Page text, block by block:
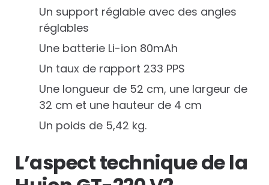
Un support réglable avec des angles
réglables
Une batterie Li-ion 80mAh
Un taux de rapport 233 PPS
Une longueur de 52 cm, une largeur de
32 cm et une hauteur de 4 cm
Un poids de 5,42 kg.
L’aspect technique de la